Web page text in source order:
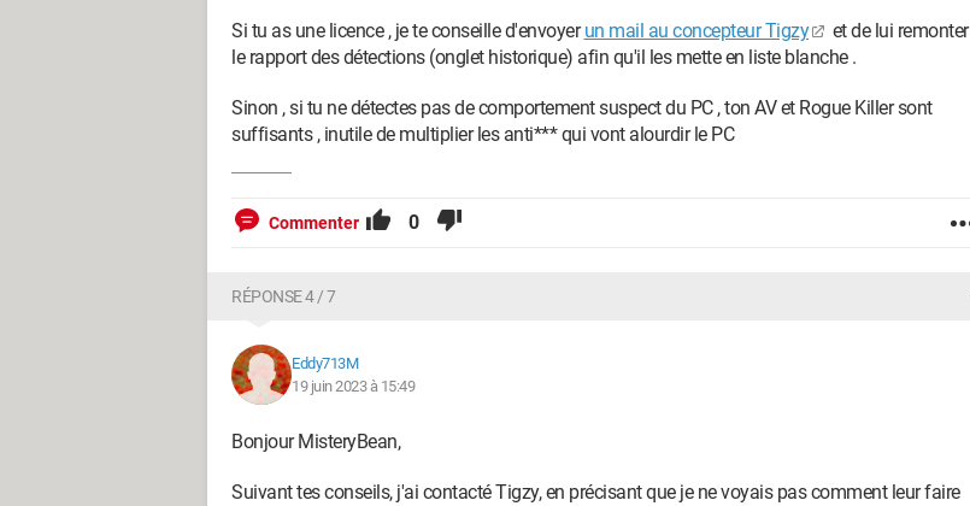
Si tu as une licence , je te conseille d'envoyerun mail au concepteur Tigzy
et de lui remonter
le rapport des détections (onglet historique) afin qu'il les mette en liste blanche .
Sinon , si tu ne détectes pas de comportement suspect du PC , ton AV et Rogue Killer sont
suffisants , inutile de multiplier les anti*** qui vont alourdir le PC
Commenter 0
RÉPONSE 4 / 7
Eddy713M
19 juin 2023 à 15:49
Bonjour MisteryBean,
Suivant tes conseils, j'ai contacté Tigzy, en précisant que je ne voyais pas comment leur faire